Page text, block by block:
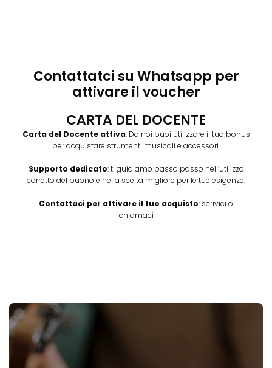
Contattatci su Whatsapp per
attivare il voucher
CARTA DEL DOCENTE
Carta del Docente attiva: Da noi puoi utilizzare il tuo bonus
per acquistare strumenti musicali e accessori.
Supporto dedicato: ti guidiamo passo passo nell’utilizzo
corretto del buono e nella scelta migliore per le tue esigenze.
Contattaci per attivare il tuo acquisto: scrivici o
chiamaci